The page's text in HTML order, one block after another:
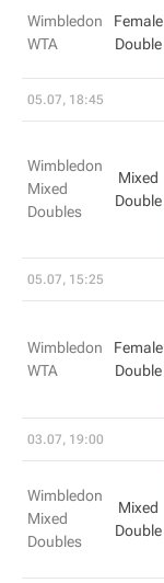
Wimbledon
WTA
Female
Double
05.07, 18:45
Wimbledon
Mixed
Doubles
Mixed
Double
05.07, 15:25
Wimbledon
WTA
Female
Double
03.07, 19:00
Wimbledon
Mixed
Doubles
Mixed
Double